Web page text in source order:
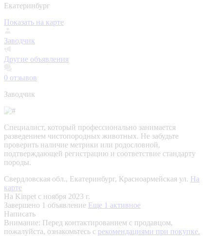
Екатеринбург
Показать на карте
Заводчик
Другие объявления
0 отзывов
Заводчик
Специалист, который профессионально занимается
разведением чистопородных животных. Не забудьте
проверить наличие метрики или родословной,
подтверждающей регистрацию и соответствие стандарту
породы.
Свердловская обл., Екатеринбург, Красноармейская ул. На
карте
На Kinpet c ноября 2023 г.
Завершено 1 объявление Еще 1 активное
Написать
Внимание: Перед контактированием с продавцом,
пожалуйста, ознакомьтесь с рекомендациями при покупке.